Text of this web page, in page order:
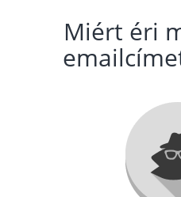
Miért éri